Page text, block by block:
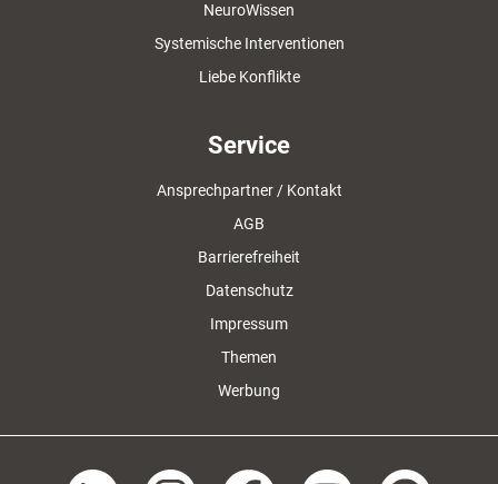
NeuroWissen
Systemische Interventionen
Liebe Konflikte
Service
Ansprechpartner / Kontakt
AGB
Barrierefreiheit
Datenschutz
Impressum
Themen
Werbung